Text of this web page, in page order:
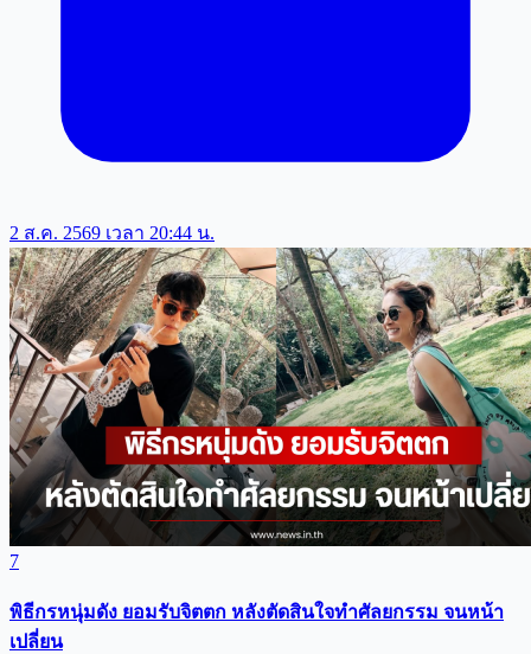
2 ส.ค. 2569 เวลา 20:44 น.
7
พิธีกรหนุ่มดัง ยอมรับจิตตก หลังตัดสินใจทำศัลยกรรม จนหน้า
เปลี่ยน